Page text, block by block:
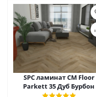
SPC ламинат CM Floor
Parkett 35 Дуб Бурбон